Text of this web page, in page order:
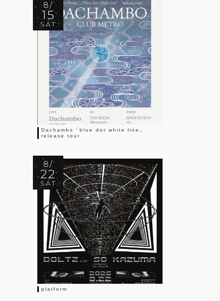
8/
15
SAT
Dachambo「blue dot white line」
release tour
8/
22
SAT
platform